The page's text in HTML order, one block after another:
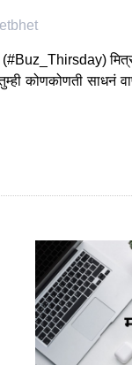
(#Buz_Thirsday)
कोणकोणती साधनं